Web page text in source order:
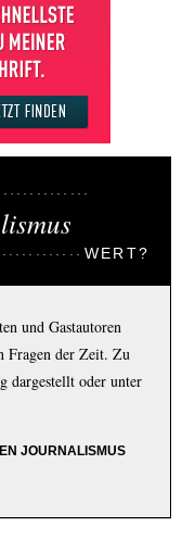
WERT?
und Gastautoren
Fragen der Zeit. Zu
dargestellt oder unter
JOURNALISMUS